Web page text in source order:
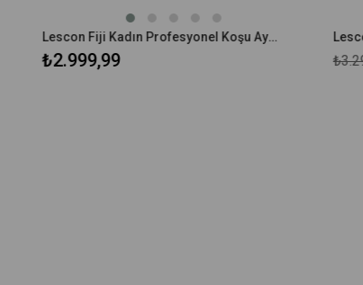
Lescon Fiji Kadın Profesyonel Koşu Ayakkabı 24BAU00FIJIU
₺2.999,99